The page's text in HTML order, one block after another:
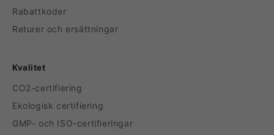
Rabattkoder
Returer och ersättningar
Kvalitet
CO2-certifiering
Ekologisk certifiering
GMP- och ISO-certifieringar